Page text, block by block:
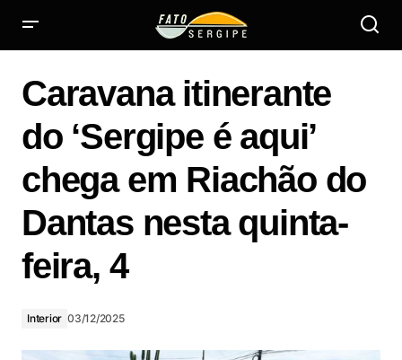
Caravana itinerante
do ‘Sergipe é aqui’
chega em Riachão do
Dantas nesta quinta-
feira, 4
Interior 03/12/2025